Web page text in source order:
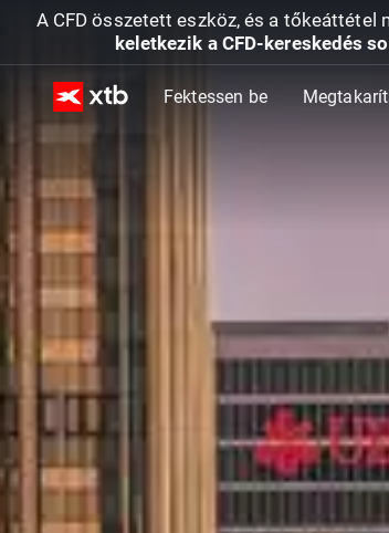
A CFD összetett eszköz, és a
keletkezik a CFD-kereskedés
Fektessen be